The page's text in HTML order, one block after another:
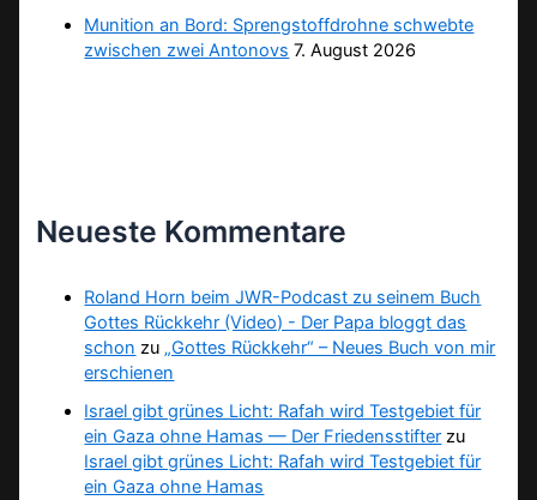
Munition an Bord: Sprengstoffdrohne schwebte
zwischen zwei Antonovs 7. August 2026
Neueste Kommentare
Roland Horn beim JWR-Podcast zu seinem Buch
Gottes Rückkehr (Video) - Der Papa bloggt das
schon zu „Gottes Rückkehr“ – Neues Buch von mir
erschienen
Israel gibt grünes Licht: Rafah wird Testgebiet für
ein Gaza ohne Hamas — Der Friedensstifter zu
Israel gibt grünes Licht: Rafah wird Testgebiet für
ein Gaza ohne Hamas